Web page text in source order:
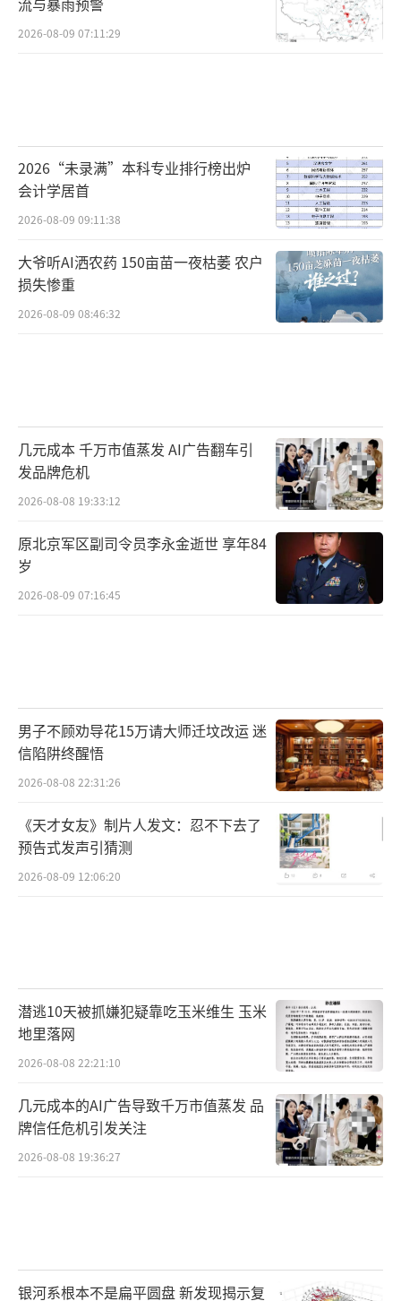
2026-08-09 07:11:29
2026“未录满”本科专业排行榜出炉
会计学居首
2026-08-09 09:11:38
大爷听AI洒农药 150亩苗一夜枯萎 农户
损失惨重
2026-08-09 08:46:32
几元成本 千万市值蒸发 AI广告翻车引
发品牌危机
2026-08-08 19:33:12
原北京军区副司令员李永金逝世 享年84
岁
2026-08-09 07:16:45
男子不顾劝导花15万请大师迁坟改运 迷
信陷阱终醒悟
2026-08-08 22:31:26
《天才女友》制片人发文：忍不下去了
预告式发声引猜测
2026-08-09 12:06:20
潜逃10天被抓嫌犯疑靠吃玉米维生 玉米
地里落网
2026-08-08 22:21:10
几元成本的AI广告导致千万市值蒸发 品
牌信任危机引发关注
2026-08-08 19:36:27
银河系根本不是扁平圆盘 新发现揭示复